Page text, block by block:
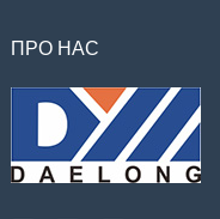
ПРО НАС